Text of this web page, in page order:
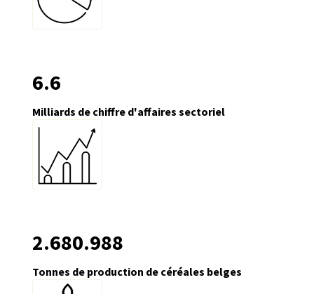
6.6
Milliards de chiffre d'affaires sectoriel
2.680.988
Tonnes de production de céréales belges